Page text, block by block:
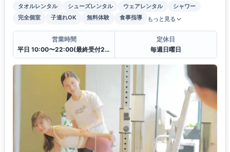
タオルレンタル シューズレンタル ウェアレンタル
シャワー
完全個室
子連れOK 無料体験 食事指導 もっと見る
営業時間
平日 10:00〜22:00(最終受付21:00)
定休日
毎週日曜日